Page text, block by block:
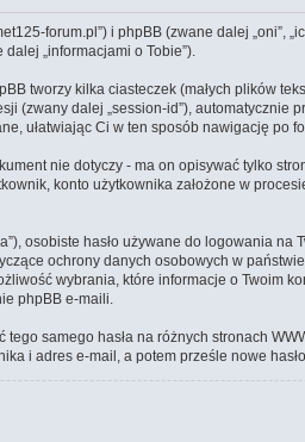
forum.pl”) i phpBB (zwane dalej „oni”,
„informacjami o Tobie”).
tworzy kilka ciasteczek (małych plików
(zwany dalej „session-id”),
ułatwiając Ci w ten sposób nawigację po
nie dotyczy - ma on opisywać tylko
konto użytkownika założone w
hasło używane do logowania na
ochrony danych osobowych w
wybrania, które informacje o Twoim
phpBB e-maili.
samego hasła na różnych stronach
i adres e-mail, a potem prześle nowe